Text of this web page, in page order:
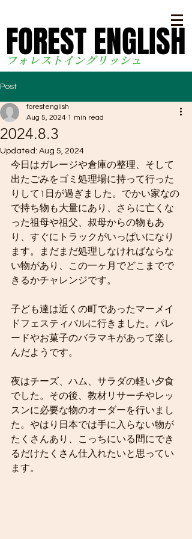
フォレストイングリッシュ
FOREST ENGLISH
FOREST ENGLISH
Post
2024.8.3
forestenglish
Aug 5, 2024 1 min read
Updated: Aug 5, 2024
今日はガレージや倉庫の整理、そして
出たごみをゴミ処理場に持って行った
りして1日が過ぎました。でかい家なの
で持ち物も大量にあり、さらに亡くな
った祖母や祖父、叔母からの物もあ
り、すぐにトラックがいっぱいになり
ます。まだまだ処理しなければならな
い物があり、この一ヶ月でどこまでで
きるかチャレンジです。
子ども達は近くの町であったマーメイ
ドフェスティバルに行きました。パレ
ードやお菓子のバラマキがあって楽し
んだようです。
夜はチーズ、ハム、サラダの軽い夕食
でした。その後、教材リサーチやレッ
スンに必要な物のオーダーを行いまし
た。やはり日本では手に入らない物が
たくさんあり、こっちにいる間にでき
るだけたくさん仕入れたいと思ってい
ます。